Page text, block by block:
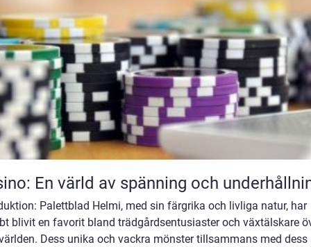
En värld av spänning och
Palettblad Helmi, med sin färgrika och livliga natur, har
blivit en favorit bland trädgårdsentusiaster och växtälskare
Dess unika och vackra mönster tillsammans med dess